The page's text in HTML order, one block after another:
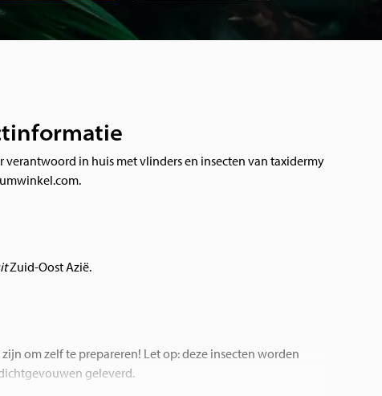
verantwoord in huis met vlinders en insecten van taxidermy
Zuid-Oost Azië.
om zelf te prepareren! Let op: deze insecten worden
geleverd.